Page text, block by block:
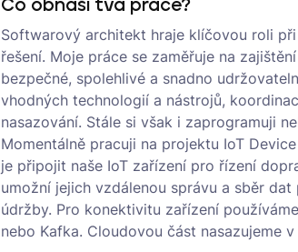
Co obnáší tvá práce?
Softwarový architekt hraje klíčovou roli
řešení. Moje práce se zaměřuje na
bezpečné, spolehlivé a snadno
vhodných technologií a nástrojů,
nasazování. Stále si však i zaprogramuji
Momentálně pracuji na projektu IoT
je připojit naše IoT zařízení pro řízení
umožní jejich vzdálenou správu a sběr
údržby. Pro konektivitu zařízení
nebo Kafka. Cloudovou část nasazujeme